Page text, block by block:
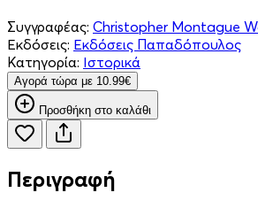
Συγγραφέας: Christopher Montague
Εκδόσεις: Εκδόσεις Παπαδόπουλος
Κατηγορία: Ιστορικά
Aγορά τώρα με 10.99€
Προσθήκη στο καλάθι
Περιγραφή